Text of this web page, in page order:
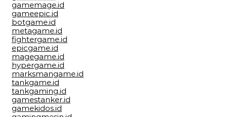
gamemage.id
gameepic.id
botgame.id
metagame.id
fightergame.id
epicgame.id
magegame.id
hypergame.id
marksmangame.id
tankgame.id
tankgaming.id
gamestanker.id
gamekidos.id